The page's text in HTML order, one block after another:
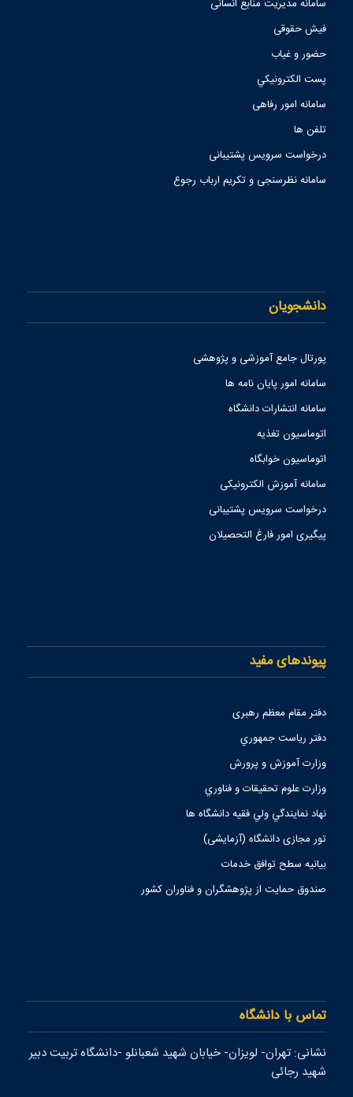
سامانه مدیریت منابع انسانی
فیش حقوقی
حضور و غیاب
پست الكترونيكي
سامانه امور رفاهی
تلفن ها
درخواست سرویس پشتیبانی
سامانه نظرسنجی و تکریم ارباب رجوع
دانشجویان
پورتال جامع آموزشی و پژوهشی
سامانه امور پایان نامه ها
سامانه انتشارات دانشگاه
اتوماسیون تغذیه
اتوماسیون خوابگاه
سامانه آموزش الکترونیکی
درخواست سرویس پشتیبانی
پیگیری امور فارغ التحصیلان
پیوندهای مفید
دفتر مقام معظم رهبری
دفتر رياست جمهوري
وزارت آموزش و پرورش
وزارت علوم تحقيقات و فناوري
نهاد نمايندگي ولي فقيه دانشگاه ها
تور مجازی دانشگاه (آزمایشی)
بیانیه سطح توافق خدمات
صندوق حمايت از پژوهشگران و فناوران كشور
تماس با دانشگاه
نشانی: تهران- لويزان- خيابان شهيد شعبانلو -دانشگاه تربيت دبير
شهيد رجائی